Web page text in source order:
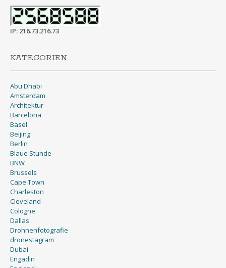
IP: 216.73.216.73
KATEGORIEN
Abu Dhabi
Amsterdam
Architektur
Barcelona
Basel
Beijing
Berlin
Blaue Stunde
BNW
Brussels
Cape Town
Charleston
Cleveland
Cologne
Dallas
Drohnenfotografie
dronestagram
Dubai
Engadin